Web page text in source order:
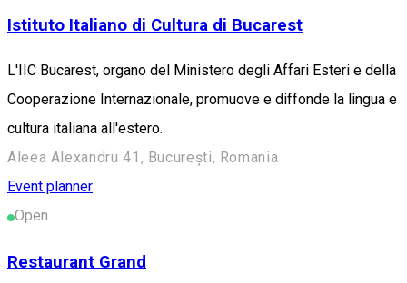
Istituto Italiano di Cultura di Bucarest
L'IIC Bucarest, organo del Ministero degli Affari Esteri e della
Cooperazione Internazionale, promuove e diffonde la lingua e
cultura italiana all'estero.
Aleea Alexandru 41, București, Romania
Event planner
Open
Restaurant Grand